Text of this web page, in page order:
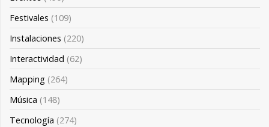
Festivales (109)
Instalaciones (220)
Interactividad (62)
Mapping (264)
Música (148)
Tecnología (274)